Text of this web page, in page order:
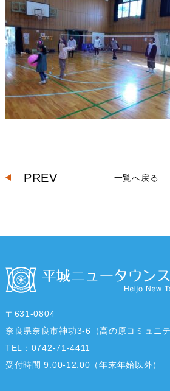
PREV 一覧へ戻る
〒631-0804
奈良県奈良市神功3-6（高の原コミュニテ
TEL：0742-71-4411
受付時間 9:00-12:00（年末年始以外）